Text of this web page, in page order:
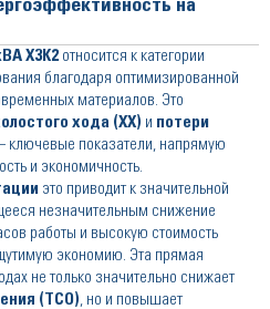
на
Х3К2относится к категории
благодаря оптимизированной
материалов. Это
хода (ХХ) и потери
показатели, напрямую
и экономичность.
это приводит к значительной
незначительным снижение
работы и высокую стоимость
экономию. Эта прямая
не только значительно снижает
(TCO), но и повышает